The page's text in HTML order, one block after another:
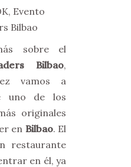
sobre el
Bilbao,
vamos a
uno de los
originales
en Bilbao. El
restaurante
en él, ya